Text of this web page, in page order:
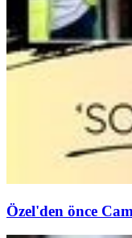
Özel'den önce